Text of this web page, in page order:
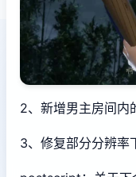
2、新增男主房间内
3、修复部分分辨率